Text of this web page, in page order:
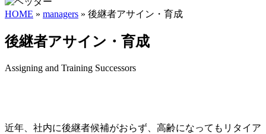
HOME » managers » 後継者アサイン・育成
後継者アサイン・育成
Assigning and Training Successors
近年、社内に後継者候補がおらず、高齢になってもリタイア